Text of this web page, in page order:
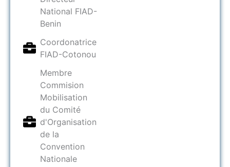
National FIAD-
Benin
Coordonatrice
FIAD-Cotonou
Membre
Commision
Mobilisation
du Comité
d'Organisation
de la
Convention
Nationale